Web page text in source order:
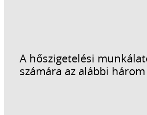
A hőszigetelési
számára az alábbi